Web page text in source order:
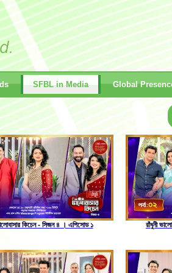
SFBL in Media Global
কিচেন - সিজন ৪ । এপিসোড ১ রাঁধুনী